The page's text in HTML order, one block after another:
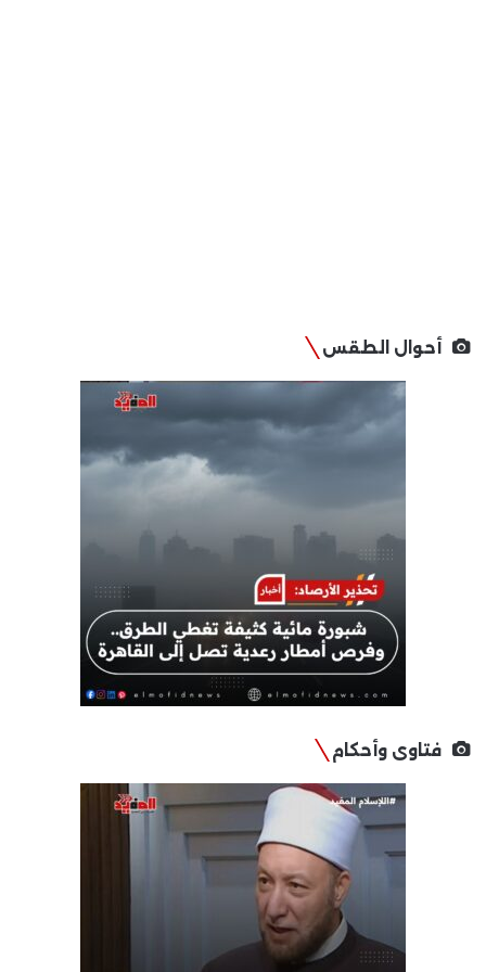
أحوال الطقس
فتاوى وأحكام